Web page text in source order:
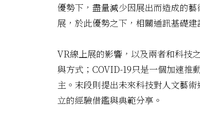
優勢下，盡量減少因展出而造成的
展，於此優勢之下，相關通訊基礎
VR線上展的影響，以及兩者和科技
與方式；COVID-19只是一個加速推
主。末段則提出未來科技對人文藝
立的經驗借鑑與典範分享。